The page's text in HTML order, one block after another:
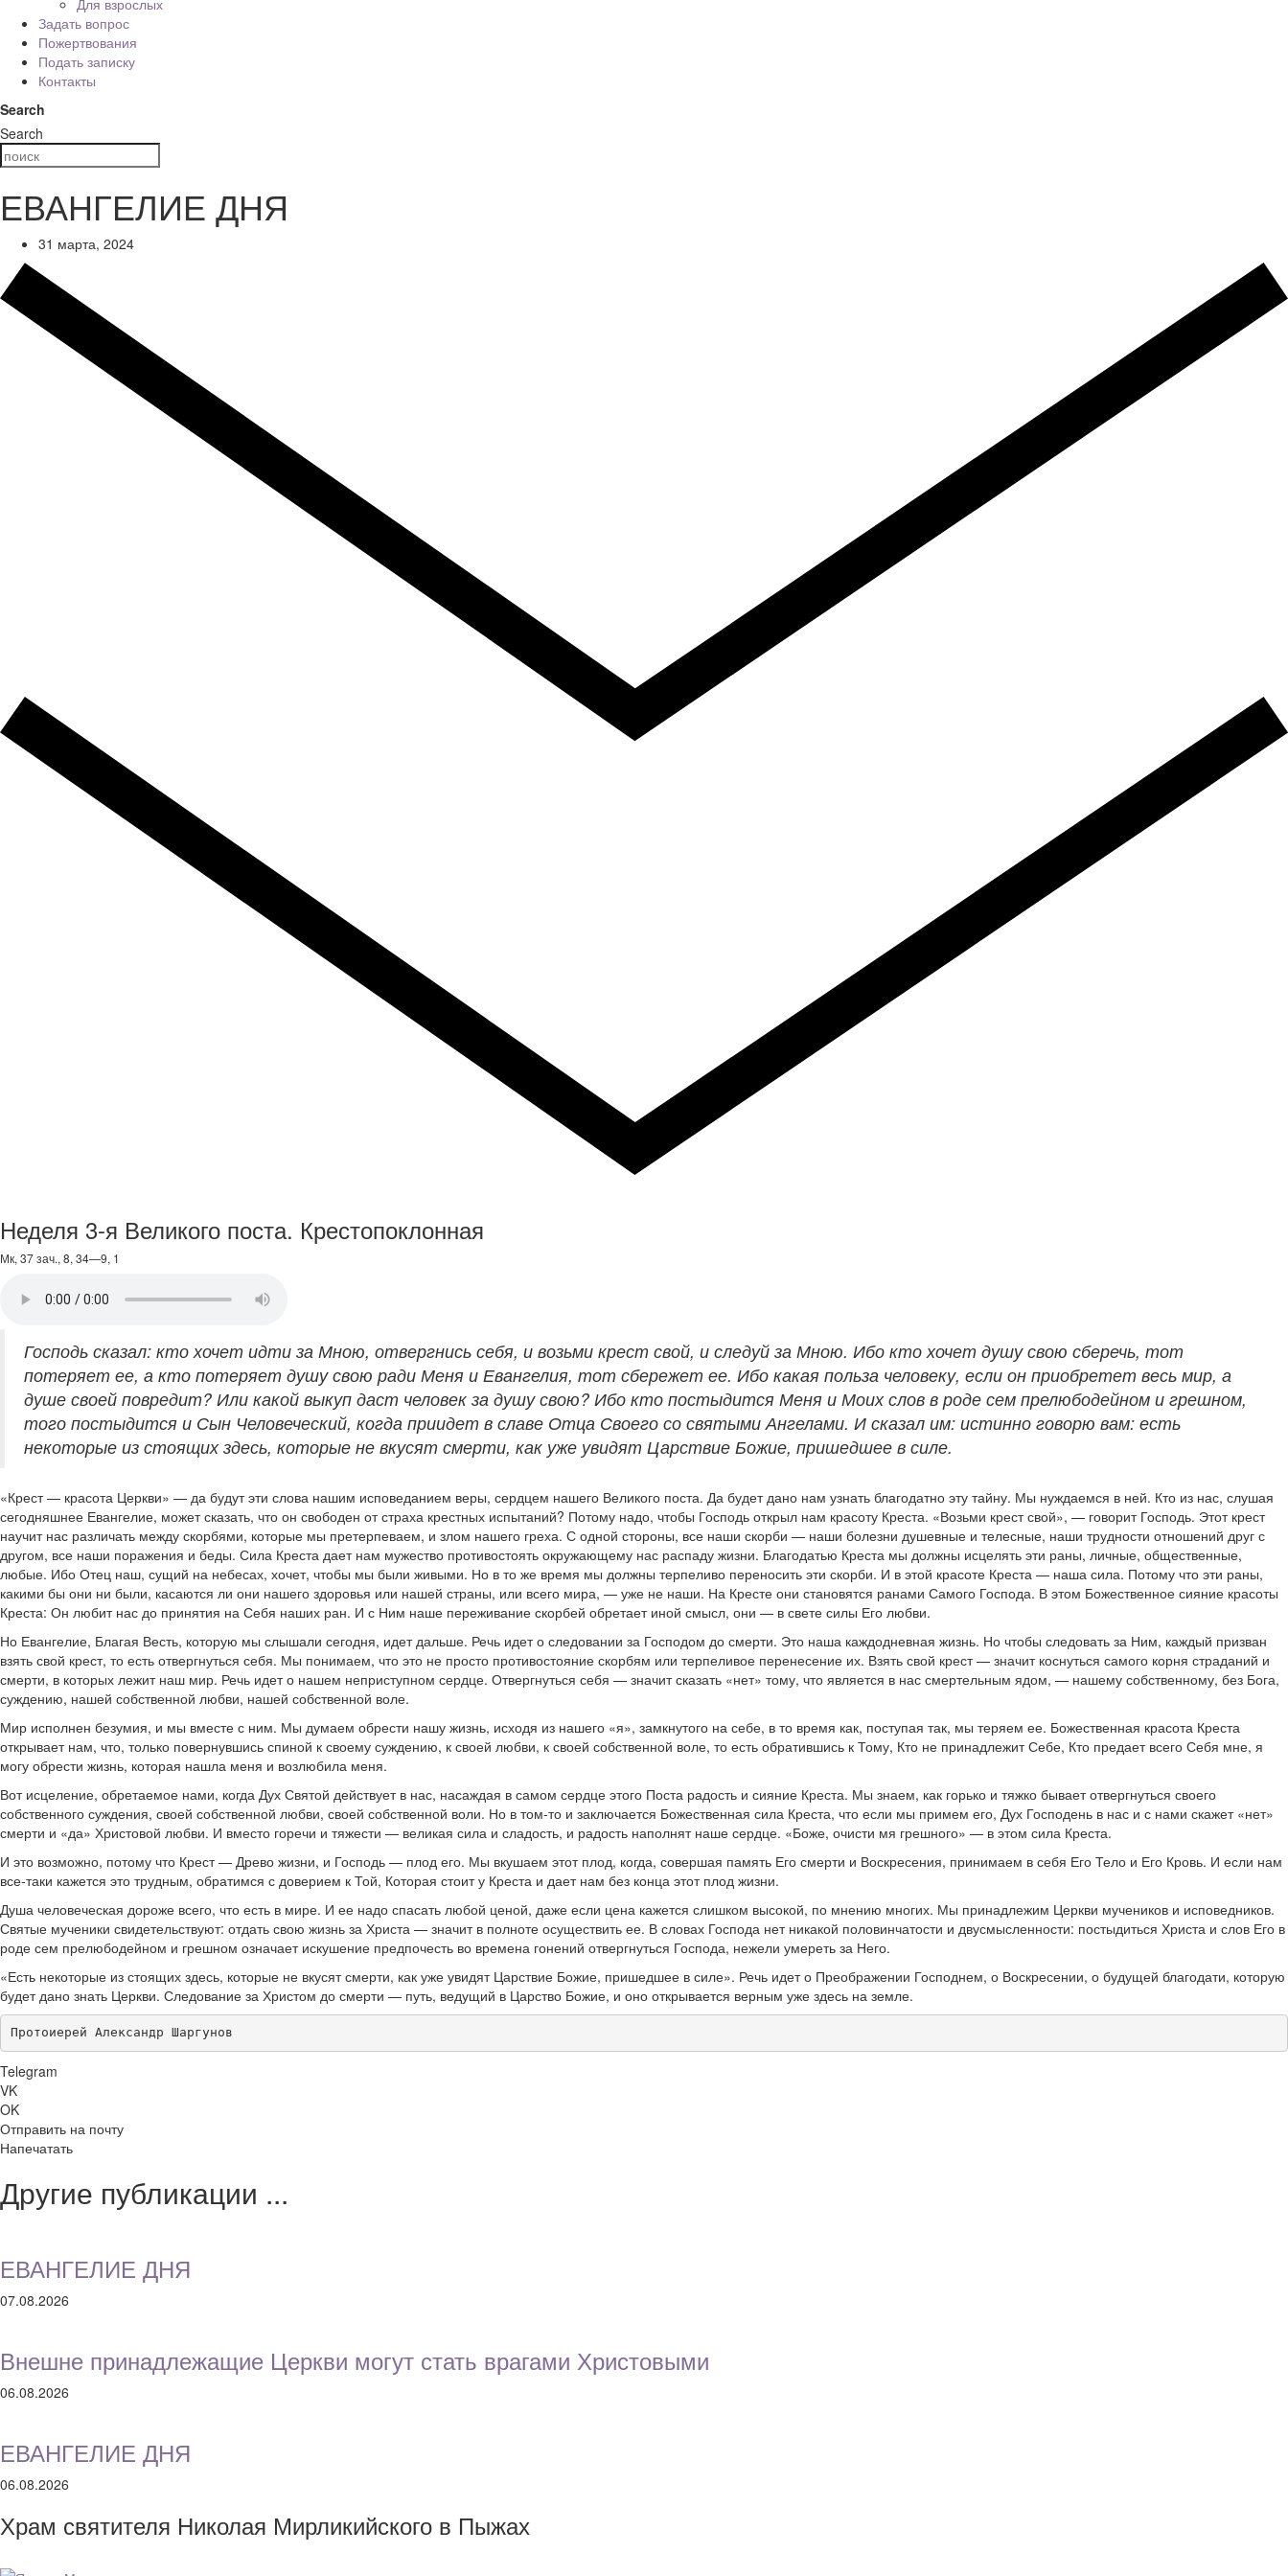
Для взрослых
Задать вопрос
Пожертвования
Подать записку
Контакты
Search
Search
ЕВАНГЕЛИЕ ДНЯ
31 марта, 2024
Неделя 3-я Великого поста. Крестопоклонная
Мк, 37 зач., 8, 34—9, 1
Господь сказал: кто хочет идти за Мною, отвергнись себя, и возьми крест свой, и следуй за Мною. Ибо кто хочет душу свою сберечь, тот
потеряет ее, а кто потеряет душу свою ради Меня и Евангелия, тот сбережет ее. Ибо какая польза человеку, если он приобретет весь мир, а
душе своей повредит? Или какой выкуп даст человек за душу свою? Ибо кто постыдится Меня и Моих слов в роде сем прелюбодейном и грешном,
того постыдится и Сын Человеческий, когда приидет в славе Отца Своего со святыми Ангелами. И сказал им: истинно говорю вам: есть
некоторые из стоящих здесь, которые не вкусят смерти, как уже увидят Царствие Божие, пришедшее в силе.
«Крест — красота Церкви» — да будут эти слова нашим исповеданием веры, сердцем нашего Великого поста. Да будет дано нам узнать благодатно эту тайну. Мы нуждаемся в ней. Кто из нас, слушая
сегодняшнее Евангелие, может сказать, что он свободен от страха крестных испытаний? Потому надо, чтобы Господь открыл нам красоту Креста. «Возьми крест свой», — говорит Господь. Этот крест
научит нас различать между скорбями, которые мы претерпеваем, и злом нашего греха. С одной стороны, все наши скорби — наши болезни душевные и телесные, наши трудности отношений друг с
другом, все наши поражения и беды. Сила Креста дает нам мужество противостоять окружающему нас распаду жизни. Благодатью Креста мы должны исцелять эти раны, личные, общественные,
любые. Ибо Отец наш, сущий на небесах, хочет, чтобы мы были живыми. Но в то же время мы должны терпеливо переносить эти скорби. И в этой красоте Креста — наша сила. Потому что эти раны,
какими бы они ни были, касаются ли они нашего здоровья или нашей страны, или всего мира, — уже не наши. На Кресте они становятся ранами Самого Господа. В этом Божественное сияние красоты
Креста: Он любит нас до принятия на Себя наших ран. И с Ним наше переживание скорбей обретает иной смысл, они — в свете силы Его любви.
Но Евангелие, Благая Весть, которую мы слышали сегодня, идет дальше. Речь идет о следовании за Господом до смерти. Это наша каждодневная жизнь. Но чтобы следовать за Ним, каждый призван
взять свой крест, то есть отвергнуться себя. Мы понимаем, что это не просто противостояние скорбям или терпеливое перенесение их. Взять свой крест — значит коснуться самого корня страданий и
смерти, в которых лежит наш мир. Речь идет о нашем неприступном сердце. Отвергнуться себя — значит сказать «нет» тому, что является в нас смертельным ядом, — нашему собственному, без Бога,
суждению, нашей собственной любви, нашей собственной воле.
Мир исполнен безумия, и мы вместе с ним. Мы думаем обрести нашу жизнь, исходя из нашего «я», замкнутого на себе, в то время как, поступая так, мы теряем ее. Божественная красота Креста
открывает нам, что, только повернувшись спиной к своему суждению, к своей любви, к своей собственной воле, то есть обратившись к Тому, Кто не принадлежит Себе, Кто предает всего Себя мне, я
могу обрести жизнь, которая нашла меня и возлюбила меня.
Вот исцеление, обретаемое нами, когда Дух Святой действует в нас, насаждая в самом сердце этого Поста радость и сияние Креста. Мы знаем, как горько и тяжко бывает отвергнуться своего
собственного суждения, своей собственной любви, своей собственной воли. Но в том-то и заключается Божественная сила Креста, что если мы примем его, Дух Господень в нас и с нами скажет «нет»
смерти и «да» Христовой любви. И вместо горечи и тяжести — великая сила и сладость, и радость наполнят наше сердце. «Боже, очисти мя грешного» — в этом сила Креста.
И это возможно, потому что Крест — Древо жизни, и Господь — плод его. Мы вкушаем этот плод, когда, совершая память Его смерти и Воскресения, принимаем в себя Его Тело и Его Кровь. И если нам
все-таки кажется это трудным, обратимся с доверием к Той, Которая стоит у Креста и дает нам без конца этот плод жизни.
Душа человеческая дороже всего, что есть в мире. И ее надо спасать любой ценой, даже если цена кажется слишком высокой, по мнению многих. Мы принадлежим Церкви мучеников и исповедников.
Святые мученики свидетельствуют: отдать свою жизнь за Христа — значит в полноте осуществить ее. В словах Господа нет никакой половинчатости и двусмысленности: постыдиться Христа и слов Его в
роде сем прелюбодейном и грешном означает искушение предпочесть во времена гонений отвергнуться Господа, нежели умереть за Него.
«Есть некоторые из стоящих здесь, которые не вкусят смерти, как уже увидят Царствие Божие, пришедшее в силе». Речь идет о Преображении Господнем, о Воскресении, о будущей благодати, которую
будет дано знать Церкви. Следование за Христом до смерти — путь, ведущий в Царство Божие, и оно открывается верным уже здесь на земле.
Протоиерей Александр Шаргунов
Telegram
VK
OK
Отправить на почту
Напечатать
Другие публикации ...
ЕВАНГЕЛИЕ ДНЯ
07.08.2026
Внешне принадлежащие Церкви могут стать врагами Христовыми
06.08.2026
ЕВАНГЕЛИЕ ДНЯ
06.08.2026
Храм святителя Николая Мирликийского в Пыжах